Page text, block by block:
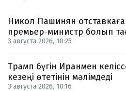
Никол Пашинян отставкаға
премьер-министр болып
3 августа 2026, 10:25
Трамп бүгін Иранмен
кезеңі өтетінін мәлімдеді
3 августа 2026, 10:16